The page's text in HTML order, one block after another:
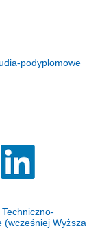
podyplomowe
(wcześniej Wyższa